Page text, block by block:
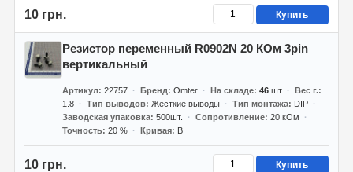
10 грн. Купить
Резистор переменный R0902N 20 КОм 3pin
вертикальный
Артикул 22757 Бренд Omter На складе 46шт
Вес г.
1.8
Тип выводов Жесткие выводы Тип монтажа
DIP
Заводская упаковка 500шт. Сопротивление 20 кОм
Точность 20 % Кривая B
10 грн. Купить